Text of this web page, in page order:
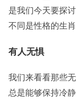
是我们今天要探
不同是性格的生肖
有人无惧
我们来看看那些
总是能够保持冷